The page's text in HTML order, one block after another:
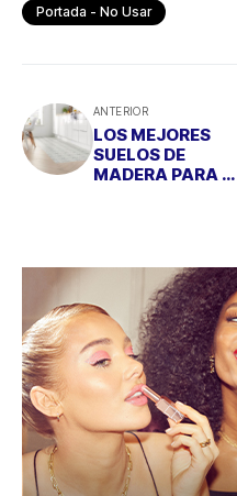
Portada - No Usar
ANTERIOR
LOS MEJORES
SUELOS DE
MADERA PARA TU